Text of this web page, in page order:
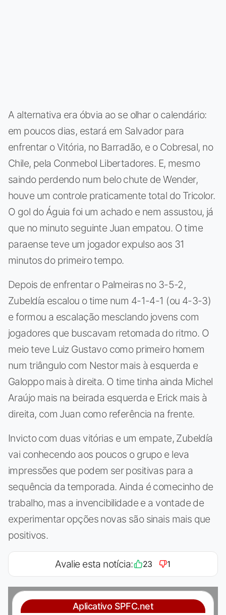
A alternativa era óbvia ao se olhar o calendário:
em poucos dias, estará em Salvador para
enfrentar o Vitória, no Barradão, e o Cobresal, no
Chile, pela Conmebol Libertadores. E, mesmo
saindo perdendo num belo chute de Wender,
houve um controle praticamente total do Tricolor.
O gol do Águia foi um achado e nem assustou, já
que no minuto seguinte Juan empatou. O time
paraense teve um jogador expulso aos 31
minutos do primeiro tempo.
Depois de enfrentar o Palmeiras no 3-5-2,
Zubeldía escalou o time num 4-1-4-1 (ou 4-3-3)
e formou a escalação mesclando jovens com
jogadores que buscavam retomada do ritmo. O
meio teve Luiz Gustavo como primeiro homem
num triângulo com Nestor mais à esquerda e
Galoppo mais à direita. O time tinha ainda Michel
Araújo mais na beirada esquerda e Erick mais à
direita, com Juan como referência na frente.
Invicto com duas vitórias e um empate, Zubeldía
vai conhecendo aos poucos o grupo e leva
impressões que podem ser positivas para a
sequência da temporada. Ainda é comecinho de
trabalho, mas a invencibilidade e a vontade de
experimentar opções novas são sinais mais que
positivos.
Avalie esta notícia: 23 1
Aplicativo SPFC.net